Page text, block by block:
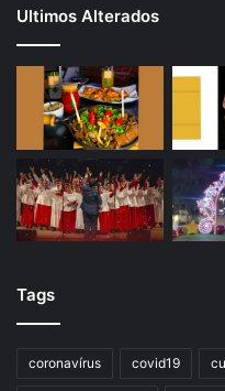
Ultimos Alterados
Tags
coronavírus covid19